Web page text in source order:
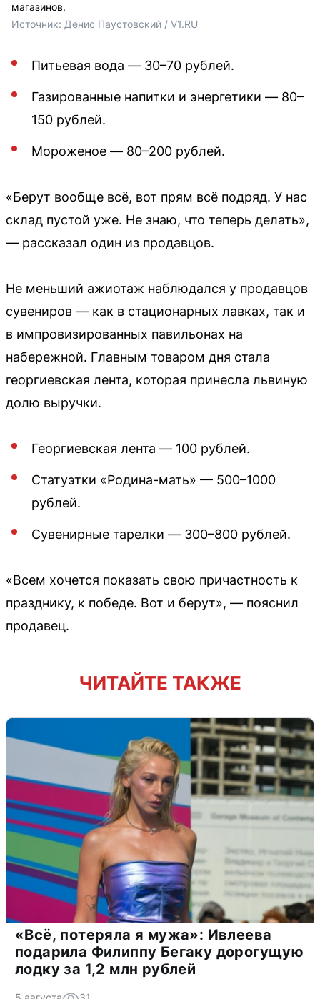
магазинов.
Источник: Денис Паустовский / V1.RU
Питьевая вода — 30–70 рублей.
Газированные напитки и энергетики — 80–
150 рублей.
Мороженое — 80–200 рублей.
«Берут вообще всё, вот прям всё подряд. У нас
склад пустой уже. Не знаю, что теперь делать»,
— рассказал один из продавцов.
Не меньший ажиотаж наблюдался у продавцов
сувениров — как в стационарных лавках, так и
в импровизированных павильонах на
набережной. Главным товаром дня стала
георгиевская лента, которая принесла львиную
долю выручки.
Георгиевская лента — 100 рублей.
Статуэтки «Родина-мать» — 500–1000
рублей.
Сувенирные тарелки — 300–800 рублей.
«Всем хочется показать свою причастность к
празднику, к победе. Вот и берут», — пояснил
продавец.
ЧИТАЙТЕ ТАКЖЕ
«Всё, потеряла я мужа»: Ивлеева
подарила Филиппу Бегаку дорогущую
лодку за 1,2 млн рублей